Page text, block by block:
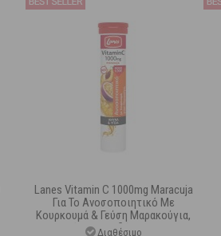
Lanes Vitamin C 1000mg Maracuja
Για Το Ανοσοποιητικό Με
Κουρκουμά & Γεύση Μαρακούγια,
Μάνγκο, Ροδάκινο 20
Διαθέσιμο